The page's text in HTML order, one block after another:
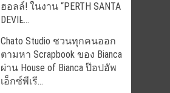
ฮอลล์! ในงาน “PERTH SANTA
DEVIL̵...
Chato Studio ชวนทุกคนออก
ตามหา Scrapbook ของ Bianca
ผ่าน House of Bianca ป๊อปอัพ
เอ็กซ์พีเรี...